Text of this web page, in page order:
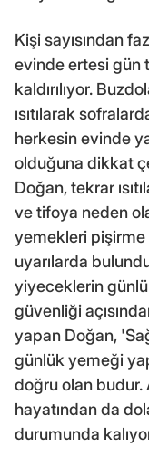
Kişi sayısından
evinde ertesi gün
kaldırılıyor.
ısıtılarak
herkesin evinde
olduğuna dikkat
Doğan, tekrar
ve tifoya neden
yemekleri
uyarılarda
yiyeceklerin
güvenliği
yapan Doğan,
günlük yemeği
doğru olan budur.
hayatından da
durumunda